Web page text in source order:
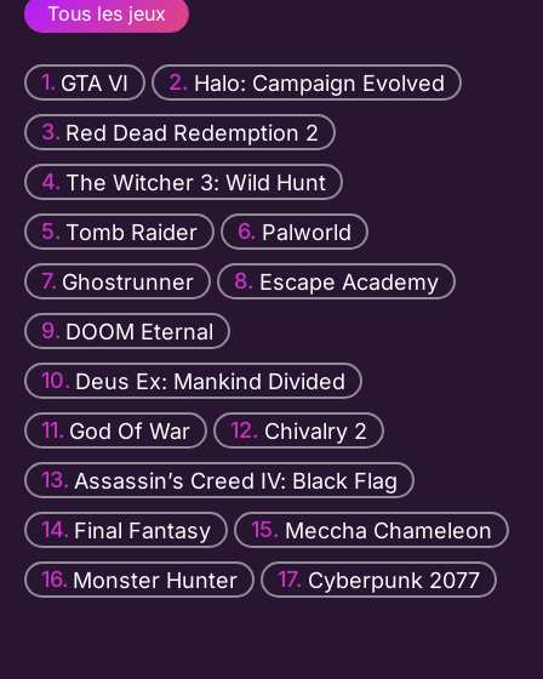
Tous les jeux
GTA VI
Halo: Campaign Evolved
Red Dead Redemption 2
The Witcher 3: Wild Hunt
Tomb Raider
Palworld
Ghostrunner
Escape Academy
DOOM Eternal
Deus Ex: Mankind Divided
God Of War
Chivalry 2
Assassin’s Creed IV: Black Flag
Final Fantasy
Meccha Chameleon
Monster Hunter
Cyberpunk 2077